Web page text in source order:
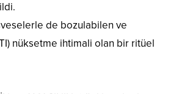
de bozulabilen ve
nüksetme ihtimali olan bir ritüel